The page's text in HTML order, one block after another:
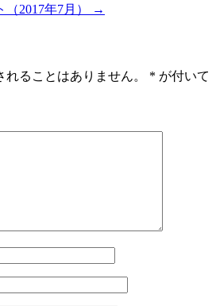
2017年7月）
→
ることはありません。 * が付いて